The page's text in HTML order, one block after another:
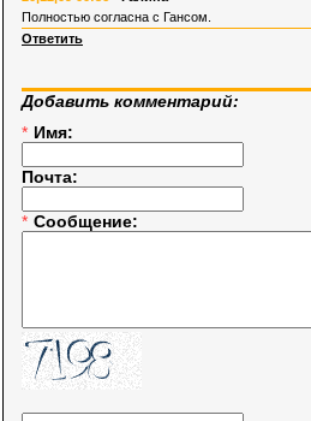
Полностью согласна с Гансом.
Ответить
Добавить комментарий:
* Имя:
Почта:
* Сообщение: